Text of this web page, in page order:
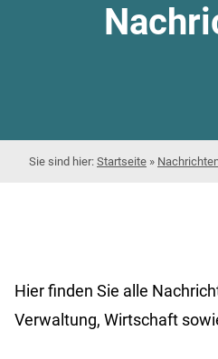
Startseite »
Hier finden Sie alle
Verwaltung, Wirtschaft